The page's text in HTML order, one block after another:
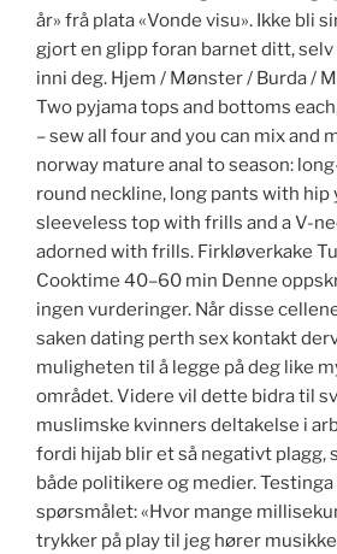
år» frå plata «Vonde visu». Ikke bli
gjort en glipp foran barnet ditt, selv
inni deg. Hjem / Mønster / Burda /
Two pyjama tops and bottoms
– sew all four and you can mix and
norway mature anal to season:
round neckline, long pants with hip
sleeveless top with frills and a V-
adorned with frills. Firkløverkake
Cooktime 40–60 min Denne
ingen vurderinger. Når disse
saken dating perth sex kontakt
muligheten til å legge på deg like
området. Videre vil dette bidra til
muslimske kvinners deltakelse i
fordi hijab blir et så negativt plagg,
både politikere og medier.
spørsmålet: «Hvor mange
trykker på play til jeg hører